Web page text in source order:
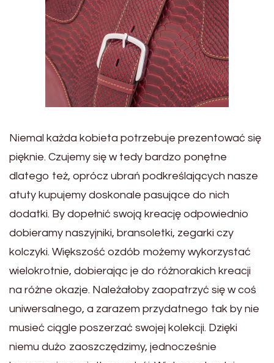
Niemal każda kobieta potrzebuje prezentować się
pięknie. Czujemy się w tedy bardzo ponętne
dlatego też, oprócz ubrań podkreślających nasze
atuty kupujemy doskonale pasujące do nich
dodatki. By dopełnić swoją kreację odpowiednio
dobieramy naszyjniki, bransoletki, zegarki czy
kolczyki. Większość ozdób możemy wykorzystać
wielokrotnie, dobierając je do różnorakich kreacji
na różne okazje. Należałoby zaopatrzyć się w coś
uniwersalnego, a zarazem przydatnego tak by nie
musieć ciągle poszerzać swojej kolekcji. Dzięki
niemu dużo zaoszczędzimy, jednocześnie